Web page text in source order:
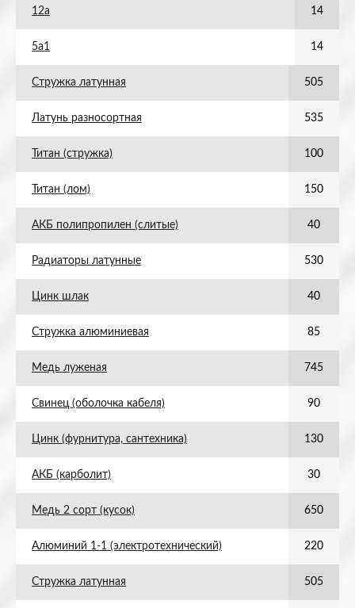
12а 14
5а1 14
Стружка латунная 505
Латунь разносортная 535
Титан (стружка) 100
Титан (лом) 150
АКБ полипропилен (слитые) 40
Радиаторы латунные 530
Цинк шлак 40
Стружка алюминиевая 85
Медь луженая 745
Свинец (оболочка кабеля) 90
Цинк (фурнитура, сантехника) 130
АКБ (карболит) 30
Медь 2 сорт (кусок) 650
Алюминий 1-1 (электротехнический) 220
Стружка латунная 505